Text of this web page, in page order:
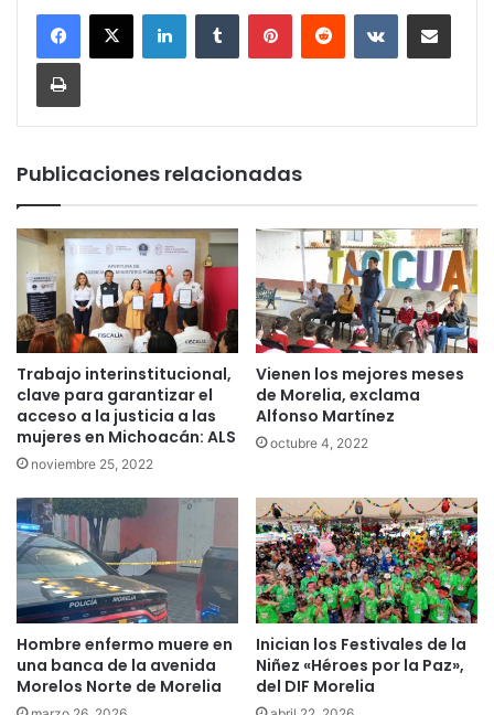
LinkedInTumblr PinterestReddit VKontakteCompartir por
Imprimir
Publicaciones relacionadas
Trabajo interinstitucional,
clave para garantizar el
acceso a la justicia a las
mujeres en Michoacán: ALS
noviembre 25, 2022
Vienen los mejores meses
de Morelia, exclama
Alfonso Martínez
octubre 4, 2022
Hombre enfermo muere en
una banca de la avenida
Morelos Norte de Morelia
Inician los Festivales de la
Niñez «Héroes por la Paz»,
del DIF Morelia